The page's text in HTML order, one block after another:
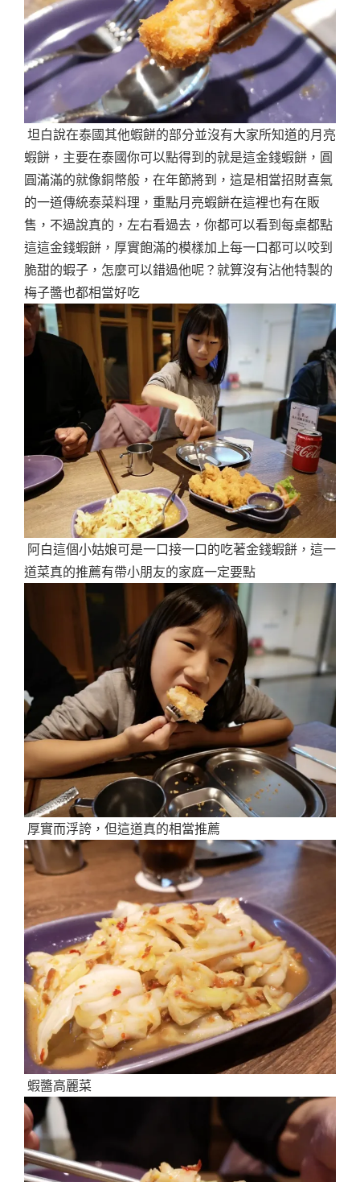
坦白說在泰國其他蝦餅的部分並沒有大家所知道的月亮
蝦餅，主要在泰國你可以點得到的就是這金錢蝦餅，圓
圓滿滿的就像銅幣般，在年節將到，這是相當招財喜氣
的一道傳統泰菜料理，重點月亮蝦餅在這裡也有在販
售，不過說真的，左右看過去，你都可以看到每桌都點
這這金錢蝦餅，厚實飽滿的模樣加上每一口都可以咬到
脆甜的蝦子，怎麼可以錯過他呢？就算沒有沾他特製的
梅子醬也都相當好吃
阿白這個小姑娘可是一口接一口的吃著金錢蝦餅，這一
道菜真的推薦有帶小朋友的家庭一定要點
厚實而浮誇，但這道真的相當推薦
蝦醬高麗菜